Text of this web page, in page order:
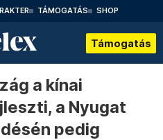
TÁMOGATÁS SHOP
Támogatás
a kínai
a Nyugat
pedig